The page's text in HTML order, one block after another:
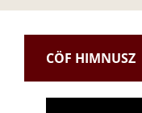
CÖF HIMNUSZ